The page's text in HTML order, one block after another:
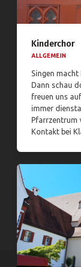
Kinderchor
ALLGEMEIN
Singen macht
Dann schau
freuen uns
immer
Pfarrzentrum
Kontakt bei